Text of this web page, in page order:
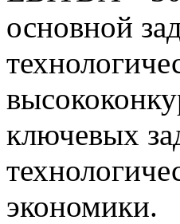
основной
ключевых
экономики.